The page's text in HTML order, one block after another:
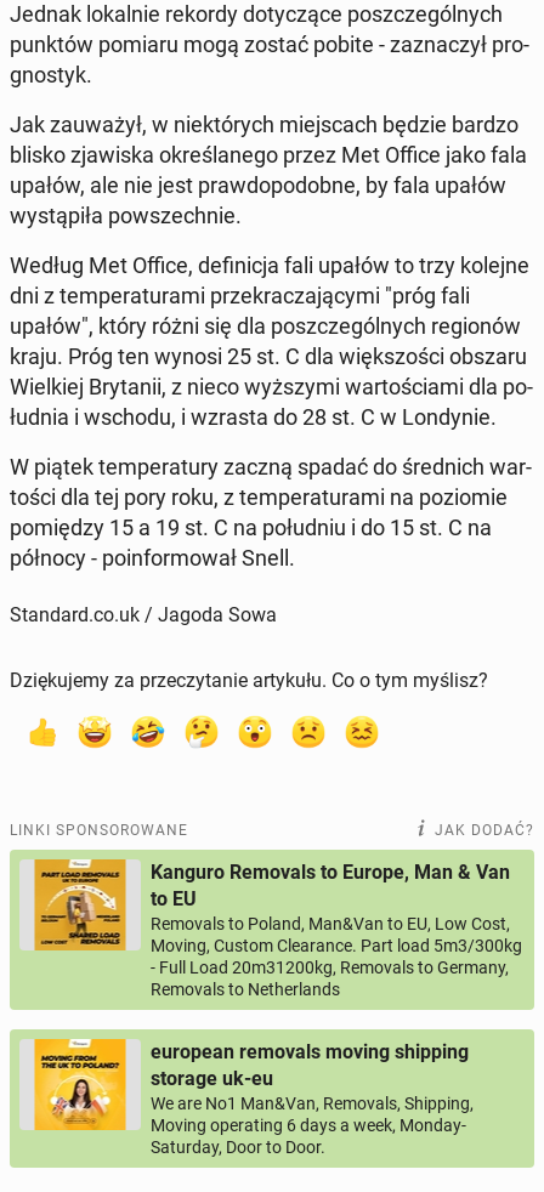
Jednak lo­kal­nie rekordy do­ty­czą­ce po­szcze­gól­nych
punktów pomiaru mogą zostać pobite - za­zna­czył pro­
gno­styk.
Jak za­uwa­żył, w nie­któ­rych miej­scach będzie bardzo
blisko zja­wi­ska okre­śla­ne­go przez Met Office jako fala
upałów, ale nie jest praw­do­po­dob­ne, by fala upałów
wy­stą­pi­ła po­wszech­nie.
Według Met Office, de­fi­ni­cja fali upałów to trzy kolejne
dni z tem­pe­ra­tu­ra­mi prze­kra­cza­ją­cy­mi "próg fali
upałów", który różni się dla po­szcze­gól­nych re­gio­nów
kraju. Próg ten wynosi 25 st. C dla więk­szo­ści obszaru
Wiel­kiej Bry­ta­nii, z nieco wyż­szy­mi war­to­ścia­mi dla po­
łu­dnia i wschodu, i wzrasta do 28 st. C w Lon­dy­nie.
W piątek tem­pe­ra­tu­ry zaczną spadać do śred­nich war­
to­ści dla tej pory roku, z tem­pe­ra­tu­ra­mi na po­zio­mie
po­mię­dzy 15 a 19 st. C na po­łu­dniu i do 15 st. C na
północy - po­in­for­mo­wał Snell.
Standard.co.uk / Jagoda Sowa
Dziękujemy za przeczytanie artykułu. Co o tym myślisz?
LINKI SPONSOROWANE JAK DODAĆ?
Kanguro Removals to Europe, Man & Van
to EU
Removals to Poland, Man&Van to EU, Low Cost,
Moving, Custom Clearance. Part load 5m3/300kg
- Full Load 20m31200kg, Removals to Germany,
Removals to Netherlands
european removals moving shipping
storage uk-eu
We are No1 Man&Van, Removals, Shipping,
Moving operating 6 days a week, Monday-
Saturday, Door to Door.